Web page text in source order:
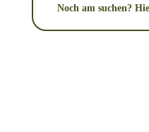
Noch am suchen?